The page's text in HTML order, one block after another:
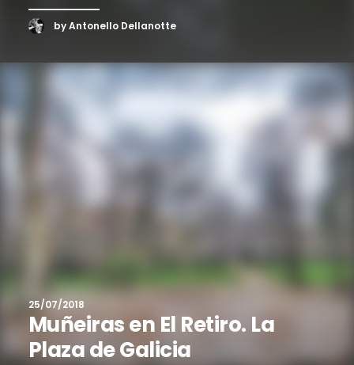
by Antonello Dellanotte
25/07/2018
Muñeiras en El Retiro. La
Plaza de Galicia